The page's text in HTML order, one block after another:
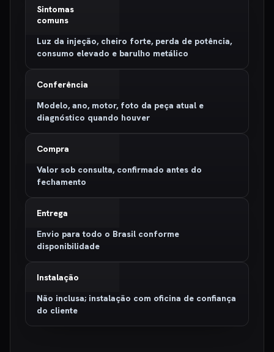
Sintomas
comuns
Luz da injeção, cheiro forte, perda de potência,
consumo elevado e barulho metálico
Conferência
Modelo, ano, motor, foto da peça atual e
diagnóstico quando houver
Compra
Valor sob consulta, confirmado antes do
fechamento
Entrega
Envio para todo o Brasil conforme
disponibilidade
Instalação
Não inclusa; instalação com oficina de confiança
do cliente